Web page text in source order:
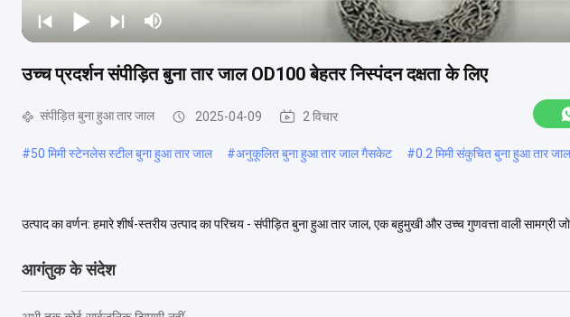
उच्च प्रदर्शन संपीड़ित बुना तार जाल OD100 बेहतर निस्पंदन दक्षता के लिए
संपीड़ित बुना हुआ तार जाल 2025-04-09 2 विचार
#50 मिमी स्टेनलेस स्टील बुना हुआ तार जाल #अनुकूलित बुना हुआ तार जाल गैसकेट #0.2 मिमी संकुचित बुना हुआ तार जाल
उत्पाद का वर्णन: हमारे शीर्ष-स्तरीय उत्पाद का परिचय - संपीड़ित बुना हुआ तार जाल, एक बहुमुखी और उच्च गुणवत्ता वाली
आगंतुक के संदेश